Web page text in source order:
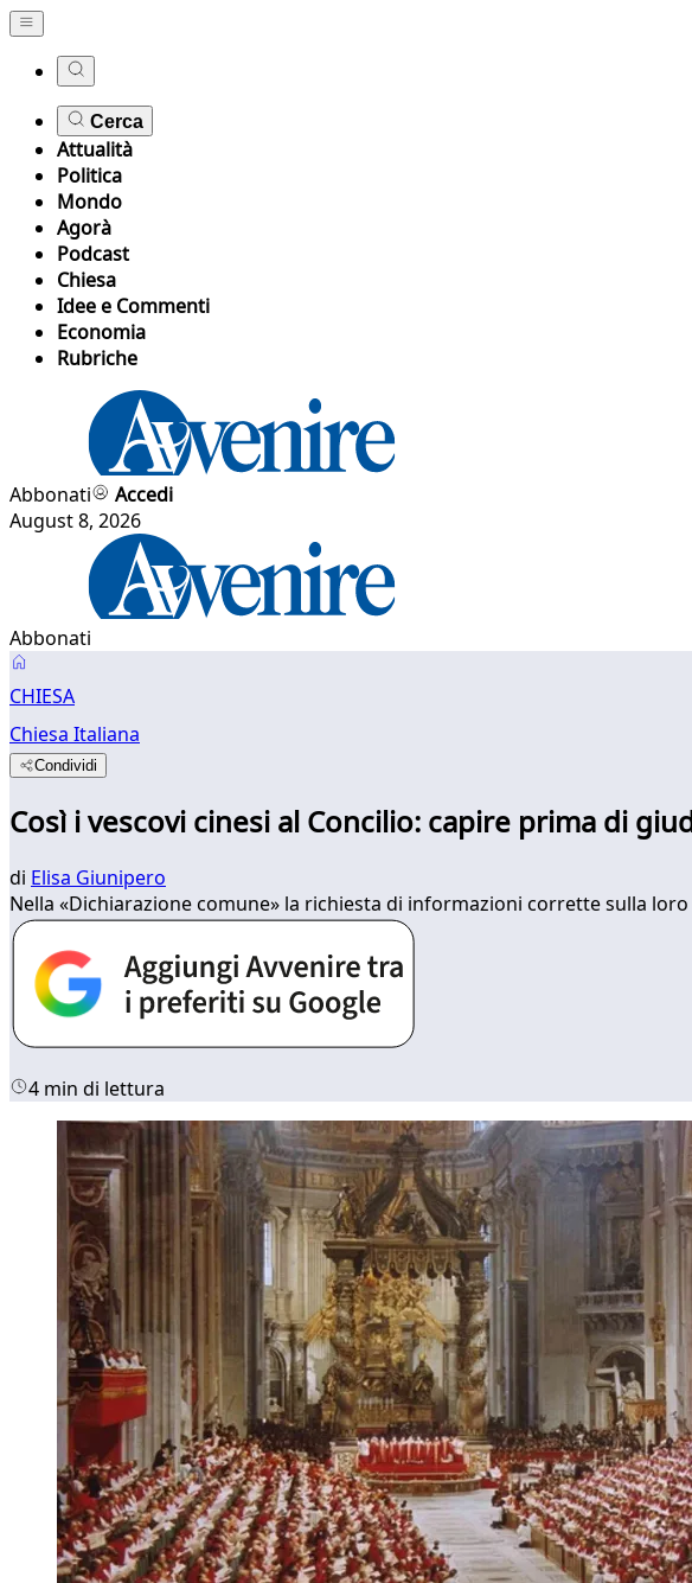
Cerca
Attualità
Politica
Mondo
Agorà
Podcast
Chiesa
Idee e Commenti
Economia
Rubriche
Abbonati
Accedi
August 8, 2026
Abbonati
CHIESA
Chiesa Italiana
Condividi
Così i vescovi cinesi al Concilio: capire prima di
di Elisa Giunipero
Nella «Dichiarazione comune» la richiesta di informazioni corrette sulla loro
4 min di lettura